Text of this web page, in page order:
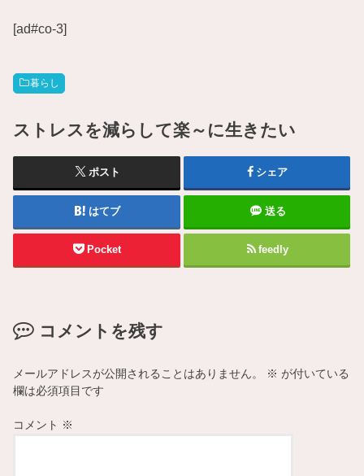
[ad#co-3]
暮らし
ストレスを減らして楽～に生きたい
ポスト シェア
はてブ 送る
Pocket feedly
コメントを残す
メールアドレスが公開されることはありません。 ※ が付いている
欄は必須項目です
コメント ※